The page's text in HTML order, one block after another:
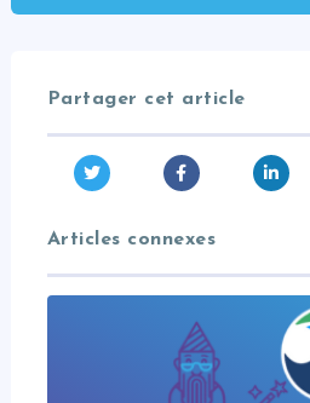
Partager cet article
Articles connexes